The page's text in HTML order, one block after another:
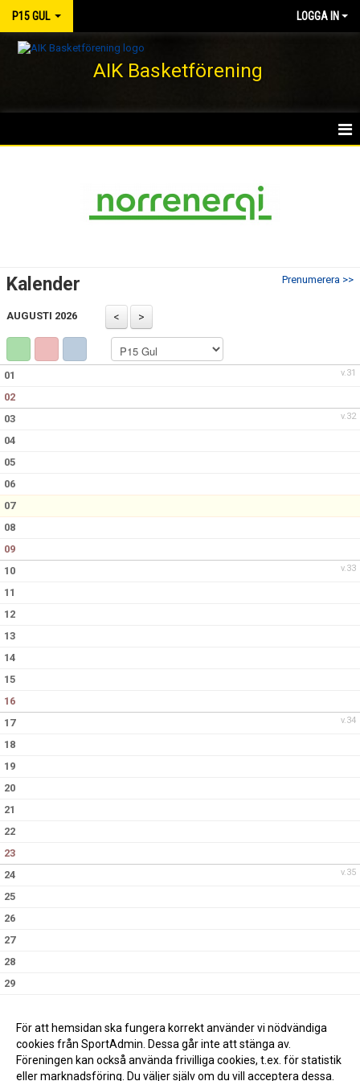
P15 GUL LOGGA IN
AIK Basketförening
BILDGALLERI
DOKUMENT
KONTAKT
Prenumerera >>
Kalender
AUGUSTI 2026
v.31
01
02
v.32
03
04
05
06
07
08
09
v.33
10
11
12
13
14
15
16
v.34
17
18
19
20
21
22
23
v.35
24
25
26
27
28
29
För att hemsidan ska fungera korrekt använder vi nödvändiga
cookies från SportAdmin. Dessa går inte att stänga av.
Föreningen kan också använda frivilliga cookies, t.ex. för statistik
eller marknadsföring. Du väljer själv om du vill acceptera dessa.